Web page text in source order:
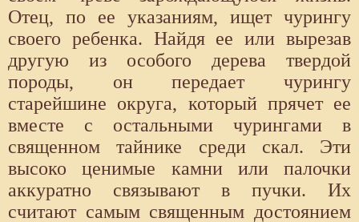
Отец, по ее указаниям, ищет чурингу
своего ребенка. Найдя ее или вырезав
другую из особого дерева твердой
породы, он передает чурингу
старейшине округа, который прячет ее
вместе с остальными чурингами в
священном тайнике среди скал. Эти
высоко ценимые камни или палочки
аккуратно связывают в пучки. Их
считают самым священным достоянием